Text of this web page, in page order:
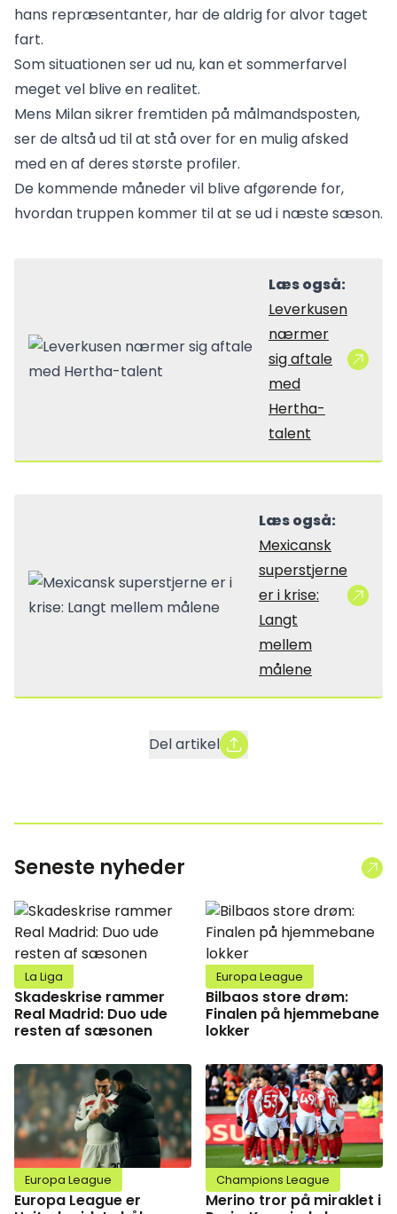
hans repræsentanter, har de aldrig for alvor taget
fart.
Som situationen ser ud nu, kan et sommerfarvel
meget vel blive en realitet.
Mens Milan sikrer fremtiden på målmandsposten,
ser de altså ud til at stå over for en mulig afsked
med en af deres største profiler.
De kommende måneder vil blive afgørende for,
hvordan truppen kommer til at se ud i næste sæson.
Læs også:
Leverkusen
nærmer
sig aftale
med
Hertha-
talent
Læs også:
Mexicansk
superstjerne
er i krise:
Langt
mellem
målene
Del artikel
Seneste nyheder
La Liga
Skadeskrise rammer
Real Madrid: Duo ude
resten af sæsonen
Europa League
Bilbaos store drøm:
Finalen på hjemmebane
lokker
Europa League
Europa League er
Champions League
Merino tror på miraklet i